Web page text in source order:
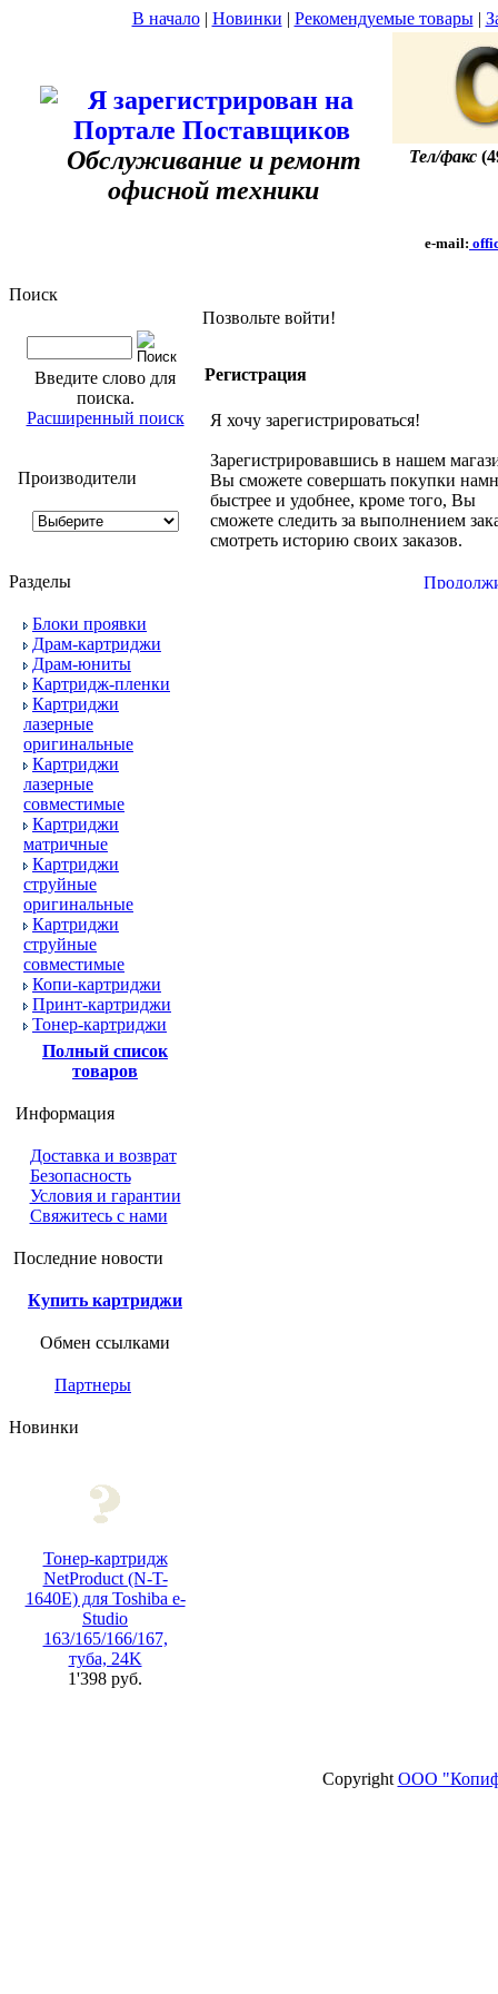
В начало| Новинки | Рекомендуемые товары|
Обслуживание и ремонт
офисной техники
Тел/факс
e-mail:
Поиск
Введите слово для
поиска.
Расширенный поиск
Производители
Разделы
Блоки проявки
Драм-картриджи
Драм-юниты
Картридж-пленки
Картриджи
лазерные
оригинальные
Картриджи
лазерные
совместимые
Картриджи
матричные
Картриджи
струйные
оригинальные
Картриджи
струйные
совместимые
Копи-картриджи
Принт-картриджи
Тонер-картриджи
Полный список
товаров
Информация
Доставка и возврат
Безопасность
Условия и гарантии
Свяжитесь с нами
Последние новости
Купить картриджи
Обмен ссылками
Партнеры
Новинки
Тонер-картридж
NetProduct (N-T-
1640E) для Toshiba e-
Studio
163/165/166/167,
туба, 24K
1'398 руб.
Позвольте войти!
Регистрация
Я хочу зарегистрироваться!
Зарегистрировавшись в нашем
Вы сможете совершать покупки
быстрее и удобнее, кроме того, Вы
сможете следить за выполнением
смотреть историю своих заказов.
Copyright ООО